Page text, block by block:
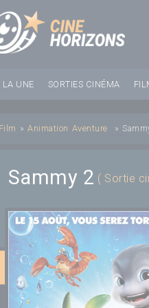
LA UNE SORTIES CINÉMA
Film » Animation Aventure »
Sammy 2 ( Sortie
des cookies